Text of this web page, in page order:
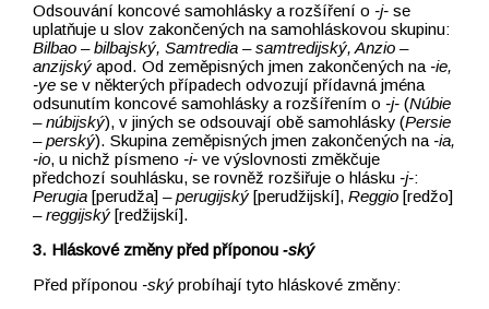
Odsouvání koncové samohlásky a rozšíření o‑j‑ se
uplatňuje u slov zakončených na samohláskovou skupinu:
Bilbao –⁠⁠⁠⁠⁠⁠⁠⁠⁠⁠⁠⁠⁠⁠⁠⁠⁠⁠⁠⁠⁠⁠⁠⁠⁠⁠⁠⁠⁠⁠⁠⁠⁠⁠⁠⁠⁠⁠⁠⁠⁠⁠⁠⁠⁠⁠⁠⁠⁠⁠⁠⁠⁠⁠⁠⁠⁠⁠⁠⁠⁠⁠ bilbajský, Samtredia –⁠⁠⁠⁠⁠⁠⁠⁠⁠⁠⁠⁠⁠⁠⁠⁠⁠⁠⁠⁠⁠⁠⁠⁠⁠⁠⁠⁠⁠⁠⁠⁠⁠⁠⁠⁠⁠⁠⁠⁠⁠⁠⁠⁠⁠⁠⁠⁠⁠⁠⁠⁠⁠⁠⁠⁠⁠⁠⁠⁠⁠⁠ samtredijský, Anzio –⁠⁠⁠⁠⁠⁠⁠⁠⁠⁠⁠⁠⁠⁠⁠⁠⁠⁠⁠⁠⁠⁠⁠⁠⁠⁠⁠⁠⁠
anzijskýapod. Od zeměpisných jmen zakončených na‑ie,
‑ye se v některých případech odvozují přídavná jména
odsunutím koncové samohlásky a rozšířením o‑j‑ (Núbie
–⁠⁠⁠⁠⁠⁠⁠⁠⁠⁠⁠⁠⁠⁠⁠⁠⁠⁠⁠⁠⁠⁠⁠⁠⁠⁠⁠⁠⁠ núbijský), v jiných se odsouvají obě samohlásky (Persie
–⁠⁠⁠⁠⁠⁠⁠⁠⁠⁠⁠⁠⁠⁠⁠⁠⁠⁠⁠⁠⁠⁠⁠⁠⁠⁠⁠⁠⁠ perský). Skupina zeměpisných jmen zakončených na‑ia,
‑io, u nichž písmeno‑i‑ ve výslovnosti změkčuje
předchozí souhlásku, se rovněž rozšiřuje o hlásku‑j‑:
Perugia [perudža]–⁠⁠⁠⁠⁠⁠⁠⁠⁠⁠⁠⁠⁠⁠⁠⁠⁠⁠⁠⁠⁠⁠⁠⁠⁠⁠⁠⁠⁠ perugijský[perudžijskí],Reggio [redžo]
–⁠⁠⁠⁠⁠⁠⁠⁠⁠⁠⁠⁠⁠⁠⁠⁠⁠⁠⁠⁠⁠⁠⁠⁠⁠⁠⁠⁠⁠ reggijský[redžijskí].
3. Hláskové změny před příponou‑ský
Před příponou‑skýprobíhají tyto hláskové změny: